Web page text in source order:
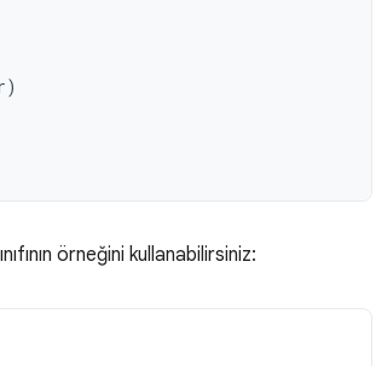
)
örneğini kullanabilirsiniz: